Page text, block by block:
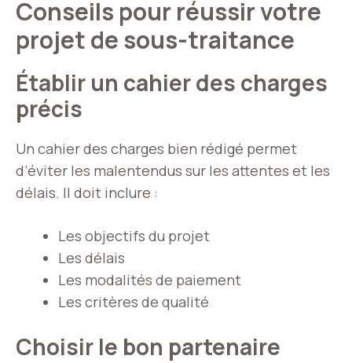
Conseils pour réussir votre
projet de sous-traitance
Établir un cahier des charges
précis
Un cahier des charges bien rédigé permet
d’éviter les malentendus sur les attentes et les
délais. Il doit inclure :
Les objectifs du projet
Les délais
Les modalités de paiement
Les critères de qualité
Choisir le bon partenaire